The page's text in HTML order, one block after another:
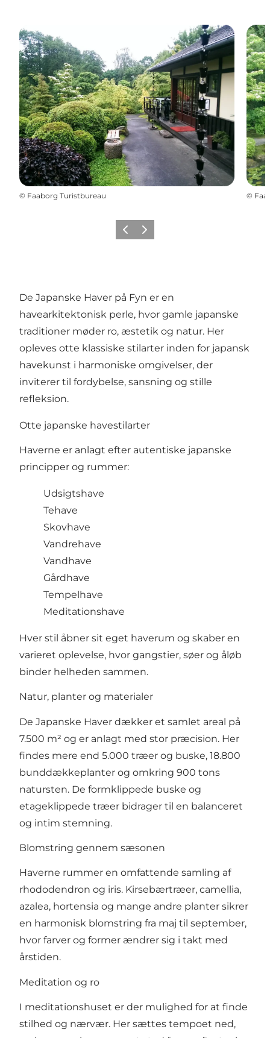
© Faaborg Turistbureau ©
ForrigeNæste
De Japanske Haver på Fyn er en
havearkitektonisk perle, hvor gamle japanske
traditioner møder ro, æstetik og natur. Her
opleves otte klassiske stilarter inden for japansk
havekunst i harmoniske omgivelser, der
inviterer til fordybelse, sansning og stille
refleksion.
Otte japanske havestilarter
Haverne er anlagt efter autentiske japanske
principper og rummer:
Udsigtshave
Tehave
Skovhave
Vandre­have
Vandhave
Gårdhave
Tempelhave
Meditationshave
Hver stil åbner sit eget haverum og skaber en
varieret oplevelse, hvor gangstier, søer og åløb
binder helheden sammen.
Natur, planter og materialer
De Japanske Haver dækker et samlet areal på
7.500 m² og er anlagt med stor præcision. Her
findes mere end 5.000 træer og buske, 18.800
bunddækkeplanter og omkring 900 tons
natursten. De formklippede buske og
etageklippede træer bidrager til en balanceret
og intim stemning.
Blomstring gennem sæsonen
Haverne rummer en omfattende samling af
rhododendron og iris. Kirsebærtræer, camellia,
azalea, hortensia og mange andre planter sikrer
en harmonisk blomstring fra maj til september,
hvor farver og former ændrer sig i takt med
årstiden.
Meditation og ro
I meditationshuset er der mulighed for at finde
stilhed og nærvær. Her sættes tempoet ned,